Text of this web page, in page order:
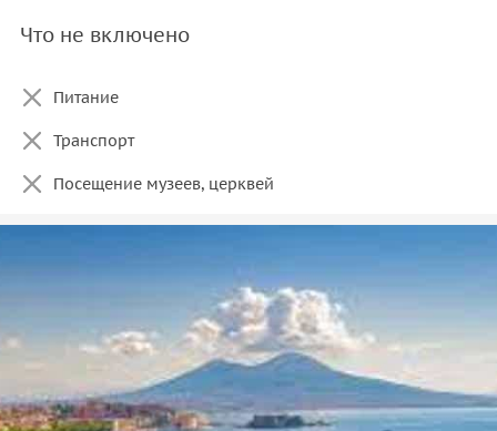
Что не включено
Питание
Транспорт
Посещение музеев, церквей